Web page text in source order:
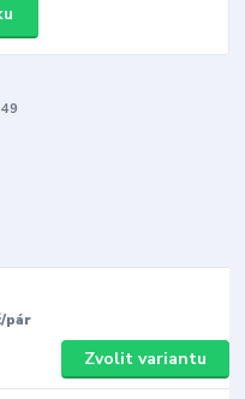
/pár
Zvolit variantu